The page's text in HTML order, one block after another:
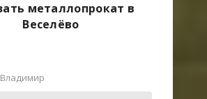
металлопрокат в
Веселёво